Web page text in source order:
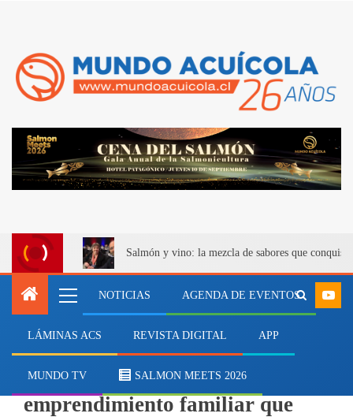
Salmón y vino: la mezcla de sabores que
NOTICIAS AGENDA DE EVENTOS
LÁMINAS ACS REVISTA DIGITAL APP
MUNDO TV SALMON MEETS 2026
Collagen Fans, el
emprendimiento familiar que